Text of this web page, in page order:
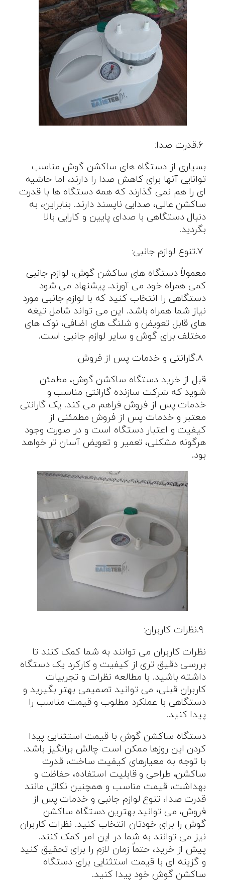
.۶قدرت صدا:
بسیاری از دستگاه های ساکشن گوش مناسب
توانایی آنها برای کاهش صدا را دارند، اما حاشیه
ای را هم نمی گذارند که همه دستگاه ها با قدرت
ساکشن عالی، صدایی ناپسند دارند. بنابراین، به
دنبال دستگاهی با صدای پایین و کارایی بالا
بگردید.
.۷تنوع لوازم جانبی:
معمولاً دستگاه های ساکشن گوش، لوازم جانبی
کمی همراه خود می آورند. پیشنهاد می شود
دستگاهی را انتخاب کنید که با لوازم جانبی مورد
نیاز شما همراه باشد. این می تواند شامل تیغه
های قابل تعویض و شلنگ های اضافی، نوک های
مختلف برای گوش و سایر لوازم جانبی است.
.۸گارانتی و خدمات پس از فروش:
قبل از خرید دستگاه ساکشن گوش، مطمئن
شوید که شرکت سازنده گارانتی مناسب و
خدمات پس از فروش فراهم می کند. یک گارانتی
معتبر و خدمات پس از فروش مطمئنی از
کیفیت و اعتبار دستگاه است و در صورت وجود
هرگونه مشکلی، تعمیر و تعویض آسان تر خواهد
بود.
.۹نظرات کاربران:
نظرات کاربران می توانند به شما کمک کنند تا
بررسی دقیق تری از کیفیت و کارکرد یک دستگاه
داشته باشید. با مطالعه نظرات و تجربیات
کاربران قبلی، می توانید تصمیمی بهتر بگیرید و
دستگاهی با عملکرد مطلوب و قیمت مناسب را
پیدا کنید.
دستگاه ساکشن گوش با قیمت استثنایی پیدا
کردن این روزها ممکن است چالش برانگیز باشد.
با توجه به معیارهای کیفیت ساخت، قدرت
ساکشن، طراحی و قابلیت استفاده، حفاظت و
بهداشت، قیمت مناسب و همچنین نکاتی مانند
قدرت صدا، تنوع لوازم جانبی و خدمات پس از
فروش، می توانید بهترین دستگاه ساکشن
گوش را برای خودتان انتخاب کنید. نظرات کاربران
نیز می توانند به شما در این امر کمک کنند.
پیش از خرید، حتماً زمان لازم را برای تحقیق کنید
و گزینه ای با قیمت استثنایی برای دستگاه
ساکشن گوش خود پیدا کنید.